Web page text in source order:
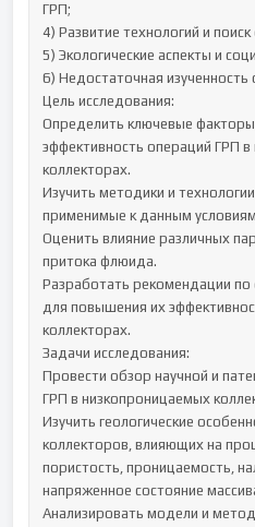
ГРП;
4) Развитие технологий и
5) Экологические аспекты и
6) Недостаточная изученность
Цель исследования:
Определить ключевые
эффективность операций ГРП
коллекторах.
Изучить методики и
применимые к данным
Оценить влияние различных
притока флюида.
Разработать рекомендации
для повышения их
коллекторах.
Задачи исследования:
Провести обзор научной и
ГРП в низкопроницаемых
Изучить геологические
коллекторов, влияющих на
пористость, проницаемость,
напряженное состояние
Анализировать модели и